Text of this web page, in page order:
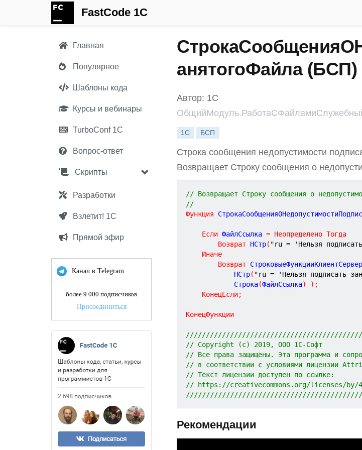
FastCode 1C
Главная
Популярное
Шаблоны кода
Курсы и вебинары
TurboConf 1С
Вопрос-ответ
Скрипты
Разработки
Взлетит! 1С
Прямой эфир
Канал в Telegram
более 9 000 подписчиков
Присоединиться
анятогоФайла (БСП)
Автор: 1С
1С БСП
Строка сообщения недопустимости
Возвращает Строку сообщения о
// Возвращает Строку сообщения о
//
Функция
Если ФайлСсылка = Неопределено Тогда
Возврат НСтр( "ru = 'Нельзя
Иначе
Возврат СтроковыеФункцииКлиентСервер
			НСтр
( "ru = 'Нельзя подписать
			Строка
(ФайлСсылка) ) ;
КонецЕсли;
КонецФункции
// Copyright (c) 2019, ООО 1С-Софт
// Все права защищены. Эта программа и
// в соответствии с условиями лицензии
// Текст лицензии доступен по ссылке:
// https://creativecommons.org/licenses/by/
Рекомендации